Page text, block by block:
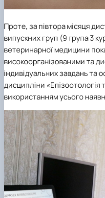
Проте, за півтора місяця
випускних груп (9 група 3
ветеринарної медицини
високоорганізованими та
індивідуальних завдань та
дисципліни «Епізоотологія
використанням усього